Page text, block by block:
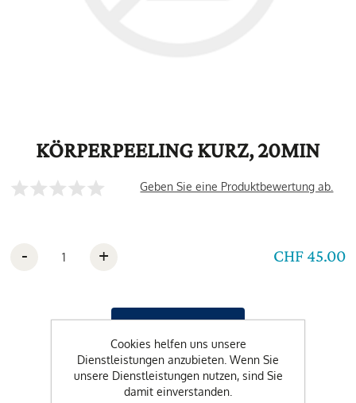
KÖRPERPEELING KURZ, 20MIN
Geben Sie eine Produktbewertung ab.
CHF 45.00
- +
Cookies helfen uns unsere
Dienstleistungen anzubieten. Wenn Sie
unsere Dienstleistungen nutzen, sind Sie
damit einverstanden.